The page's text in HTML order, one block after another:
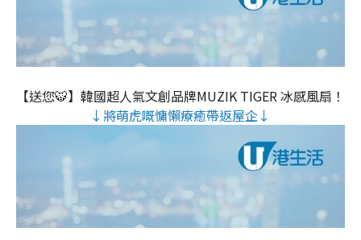
【送您🐯】韓國超人氣文創品牌MUZIK TIGER 冰感風扇！
↓將萌虎嘅慵懶療癒帶返屋企↓